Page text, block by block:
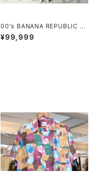
00's BANANA REPUBLIC sa
nd-beige linen Shorts
¥99,999